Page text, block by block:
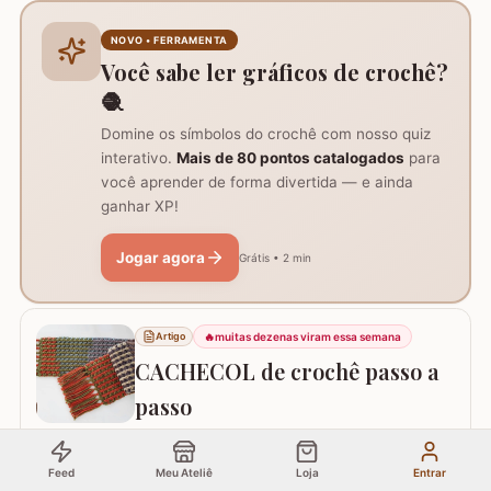
NOVO • FERRAMENTA
Você sabe ler gráficos de crochê?
🧶
Domine os símbolos do crochê com nosso quiz
interativo. Mais de 80 pontos catalogados para
você aprender de forma divertida — e ainda
ganhar XP!
Jogar agora Grátis • 2 min
Artigo 🔥muitas dezenas viram essa semana
CACHECOL de crochê passo a
passo
CACHECOL de crochê passo a passo
Feed Meu Ateliê Loja Entrar